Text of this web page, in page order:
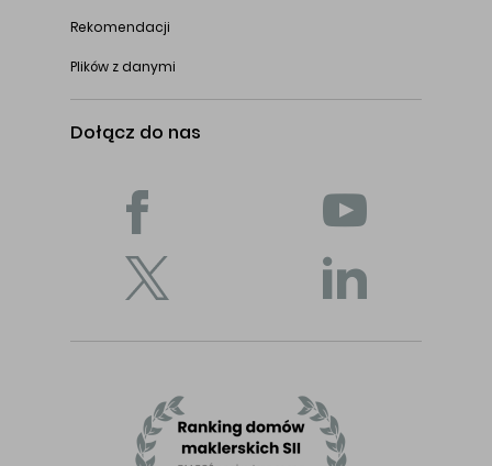
Rekomendacji
Plików z danymi
Dołącz do nas